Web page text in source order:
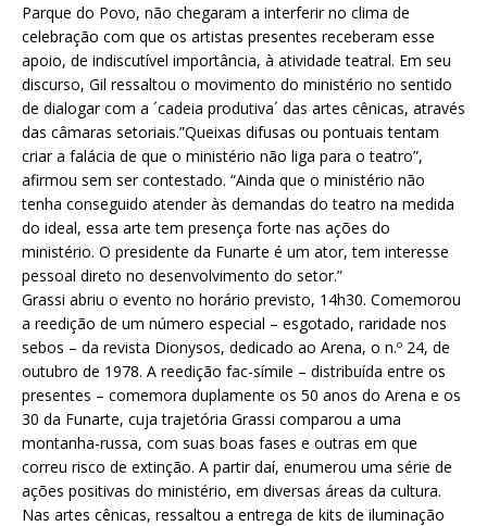
Parque do Povo, não chegaram a interferir no clima de
celebração com que os artistas presentes receberam esse
apoio, de indiscutível importância, à atividade teatral. Em seu
discurso, Gil ressaltou o movimento do ministério no sentido
de dialogar com a ´cadeia produtiva´ das artes cênicas, através
das câmaras setoriais.”Queixas difusas ou pontuais tentam
criar a falácia de que o ministério não liga para o teatro”,
afirmou sem ser contestado. “Ainda que o ministério não
tenha conseguido atender às demandas do teatro na medida
do ideal, essa arte tem presença forte nas ações do
ministério. O presidente da Funarte é um ator, tem interesse
pessoal direto no desenvolvimento do setor.”
Grassi abriu o evento no horário previsto, 14h30. Comemorou
a reedição de um número especial – esgotado, raridade nos
sebos – da revista Dionysos, dedicado ao Arena, o n.º 24, de
outubro de 1978. A reedição fac-símile – distribuída entre os
presentes – comemora duplamente os 50 anos do Arena e os
30 da Funarte, cuja trajetória Grassi comparou a uma
montanha-russa, com suas boas fases e outras em que
correu risco de extinção. A partir daí, enumerou uma série de
ações positivas do ministério, em diversas áreas da cultura.
Nas artes cênicas, ressaltou a entrega de kits de iluminação